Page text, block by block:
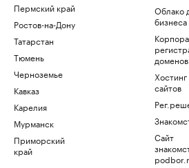
Пермский край
Ростов-на-Дону
Татарстан
Тюмень
Черноземье
Кавказ
Карелия
Мурманск
Приморский
край
Облако
бизнеса
доменов
Хостинг
сайтов
Сайт